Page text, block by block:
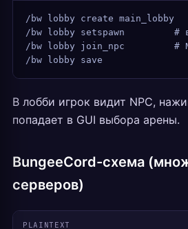
/bw lobby create main_lobby
/bw lobby setspawn         #
/bw lobby join_npc         #
/bw lobby save
В лобби игрок видит NPC,
попадает в GUI выбора арены.
BungeeCord-схема
серверов)
PLAINTEXT